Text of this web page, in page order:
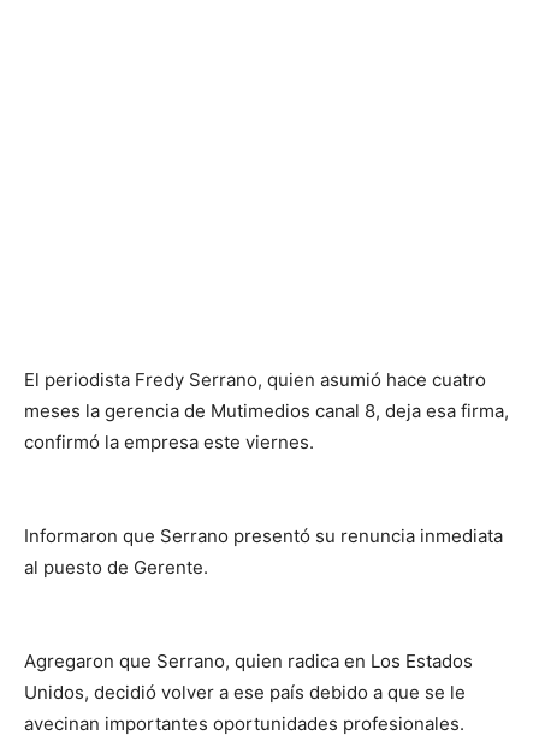
El periodista Fredy Serrano, quien asumió hace cuatro
meses la gerencia de Mutimedios canal 8, deja esa firma,
confirmó la empresa este viernes.
Informaron que Serrano presentó su renuncia inmediata
al puesto de Gerente.
Agregaron que Serrano, quien radica en Los Estados
Unidos, decidió volver a ese país debido a que se le
avecinan importantes oportunidades profesionales.